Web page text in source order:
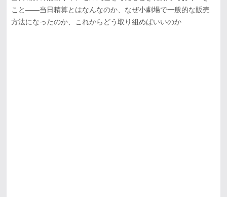
こと――当日精算とはなんなのか、なぜ小劇場で一般的な販売
方法になったのか、これからどう取り組めばいいのか